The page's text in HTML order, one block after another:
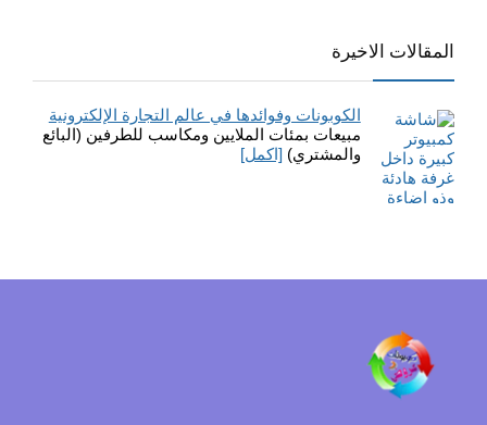
المقالات الاخيرة
الكوبونات وفوائدها في عالم التجارة الإلكترونية
مبيعات بمئات الملايين ومكاسب للطرفين (البائع
والمشتري) [اكمل]